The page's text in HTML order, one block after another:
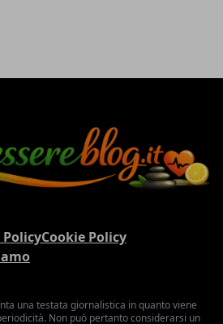
PolicyCookie Policy
una testata giornalistica in quanto viene
Non può pertanto considerarsi un